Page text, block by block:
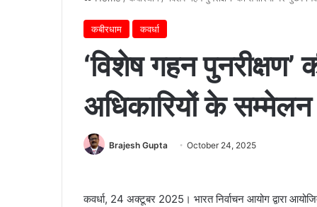
कबीरधाम कवर्धा
‘विशेष गहन पुनरीक्षण’
अधिकारियों के
Brajesh Gupta October 24, 2025
कवर्धा, 24 अक्टूबर 2025। भारत निर्वाचन आयोग द्वारा